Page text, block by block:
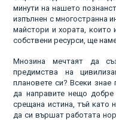
минути на нашето
изпълнен с многостранна
майстори и хората, които
собствени ресурси, ще
Мнозина мечтаят да
предимства на
плановете си? Всеки знае
да направите нещо
срещана истина, тъй като
да си вършат работата